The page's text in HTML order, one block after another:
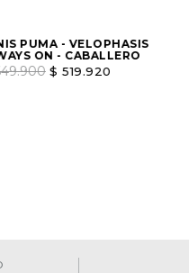
PUMA - VELOPHASIS
ON - CABALLERO
.900 $ 519.920